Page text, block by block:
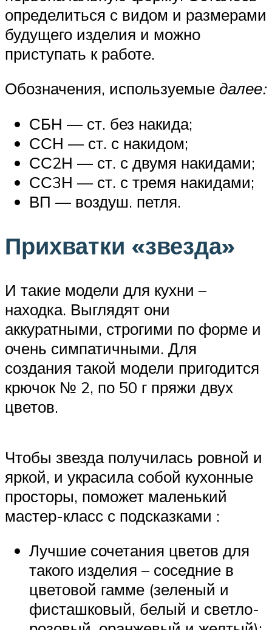
определиться с видом и размерами
будущего изделия и можно
приступать к работе.
Обозначения, используемые далее:
СБН — ст. без накида;
ССН — ст. с накидом;
СС2Н — ст. с двумя накидами;
СС3Н — ст. с тремя накидами;
ВП — воздуш. петля.
Прихватки «звезда»
И такие модели для кухни –
находка. Выглядят они
аккуратными, строгими по форме и
очень симпатичными. Для
создания такой модели пригодится
крючок № 2, по 50 г пряжи двух
цветов.
Чтобы звезда получилась ровной и
яркой, и украсила собой кухонные
просторы, поможет маленький
мастер-класс с подсказками :
Лучшие сочетания цветов для
такого изделия – соседние в
цветовой гамме (зеленый и
фисташковый, белый и светло-